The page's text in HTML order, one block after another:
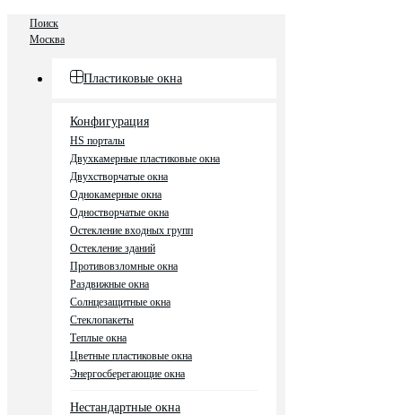
Поиск
Москва
Пластиковые окна
Конфигурация
HS порталы
Двухкамерные пластиковые окна
Двухстворчатые окна
Однокамерные окна
Одностворчатые окна
Остекление входных групп
Остекление зданий
Противовзломные окна
Раздвижные окна
Солнцезащитные окна
Стеклопакеты
Теплые окна
Цветные пластиковые окна
Энергосберегающие окна
Нестандартные окна